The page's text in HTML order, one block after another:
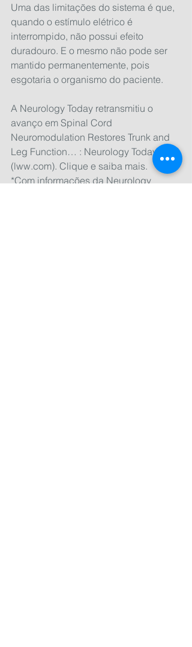
Uma das limitações do sistema é que,
quando o estímulo elétrico é
interrompido, não possui efeito
duradouro. E o mesmo não pode ser
mantido permanentemente, pois
esgotaria o organismo do paciente.
A Neurology Today retransmitiu o
avanço em Spinal Cord
Neuromodulation Restores Trunk and
Leg Function… : Neurology Today
(lww.com). Clique e saiba mais.
*Com informações da Neurology